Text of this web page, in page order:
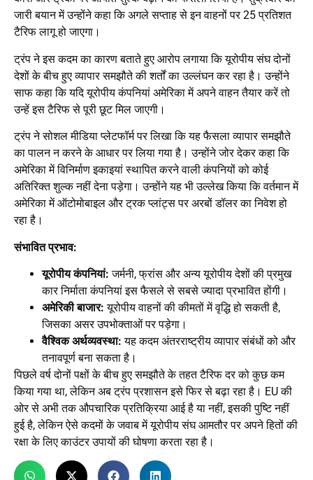
जारी बयान में उन्होंने कहा कि अगले सप्ताह से इन वाहनों पर 25 प्रतिशत
टैरिफ लागू हो जाएगा।
ट्रंप ने इस कदम का कारण बताते हुए आरोप लगाया कि यूरोपीय संघ दोनों
देशों के बीच हुए व्यापार समझौते की शर्तों का उल्लंघन कर रहा है। उन्होंने
साफ कहा कि यदि यूरोपीय कंपनियां अमेरिका में अपने वाहन तैयार करें तो
उन्हें इस टैरिफ से पूरी छूट मिल जाएगी।
ट्रंप ने सोशल मीडिया प्लेटफॉर्म पर लिखा कि यह फैसला व्यापार समझौते
का पालन न करने के आधार पर लिया गया है। उन्होंने जोर देकर कहा कि
अमेरिका में विनिर्माण इकाइयां स्थापित करने वाली कंपनियों को कोई
अतिरिक्त शुल्क नहीं देना पड़ेगा। उन्होंने यह भी उल्लेख किया कि वर्तमान में
अमेरिका में ऑटोमोबाइल और ट्रक प्लांट्स पर अरबों डॉलर का निवेश हो
रहा है।
संभावित प्रभाव:
यूरोपीय कंपनियां: जर्मनी, फ्रांस और अन्य यूरोपीय देशों की प्रमुख
कार निर्माता कंपनियां इस फैसले से सबसे ज्यादा प्रभावित होंगी।
अमेरिकी बाजार: यूरोपीय वाहनों की कीमतों में वृद्धि हो सकती है,
जिसका असर उपभोक्ताओं पर पड़ेगा।
वैश्विक अर्थव्यवस्था: यह कदम अंतरराष्ट्रीय व्यापार संबंधों को और
तनावपूर्ण बना सकता है।
पिछले वर्ष दोनों पक्षों के बीच हुए समझौते के तहत टैरिफ दर को कुछ कम
किया गया था, लेकिन अब ट्रंप प्रशासन इसे फिर से बढ़ा रहा है। EU की
ओर से अभी तक औपचारिक प्रतिक्रिया आई है या नहीं, इसकी पुष्टि नहीं
हुई है, लेकिन ऐसे कदमों के जवाब में यूरोपीय संघ आमतौर पर अपने हितों की
रक्षा के लिए काउंटर उपायों की घोषणा करता रहा है।